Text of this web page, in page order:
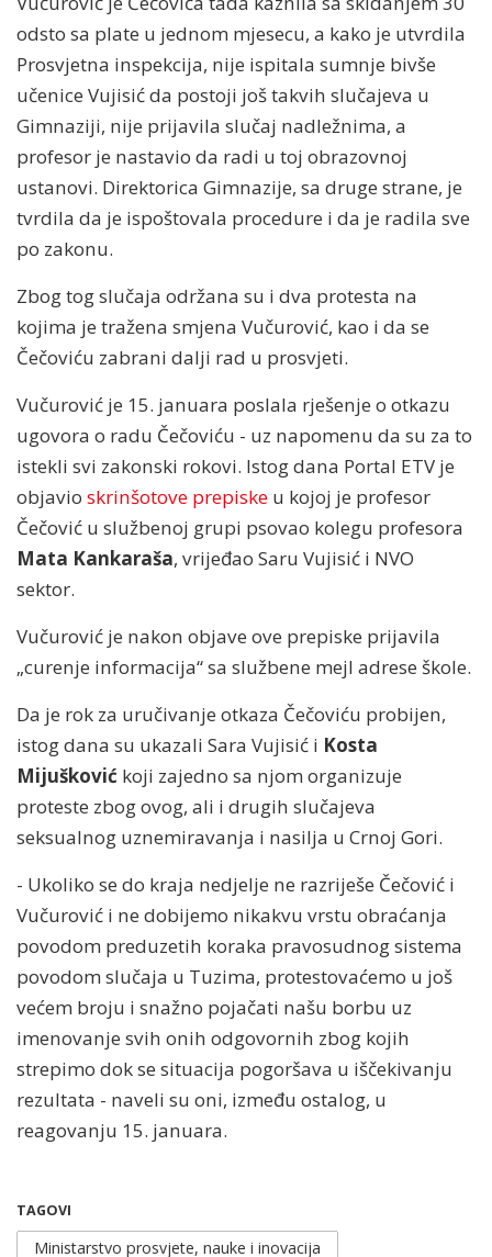
odsto sa plate u jednom mjesecu, a kako je utvrdila
Prosvjetna inspekcija, nije ispitala sumnje bivše
učenice Vujisić da postoji još takvih slučajeva u
Gimnaziji, nije prijavila slučaj nadležnima, a
profesor je nastavio da radi u toj obrazovnoj
ustanovi. Direktorica Gimnazije, sa druge strane, je
tvrdila da je ispoštovala procedure i da je radila sve
po zakonu.
Zbog tog slučaja održana su i dva protesta na
kojima je tražena smjena Vučurović, kao i da se
Čečoviću zabrani dalji rad u prosvjeti.
Vučurović je 15. januara poslala rješenje o otkazu
ugovora o radu Čečoviću - uz napomenu da su za to
istekli svi zakonski rokovi. Istog dana Portal ETV je
objavio skrinšotove prepiske u kojoj je profesor
Čečović u službenoj grupi psovao kolegu profesora
Mata Kankaraša, vrijeđao Saru Vujisić i NVO
sektor.
Vučurović je nakon objave ove prepiske prijavila
„curenje informacija“ sa službene mejl adrese škole.
Da je rok za uručivanje otkaza Čečoviću probijen,
istog dana su ukazali Sara Vujisić i Kosta
Mijušković koji zajedno sa njom organizuje
proteste zbog ovog, ali i drugih slučajeva
seksualnog uznemiravanja i nasilja u Crnoj Gori.
- Ukoliko se do kraja nedjelje ne razriješe Čečović i
Vučurović i ne dobijemo nikakvu vrstu obraćanja
povodom preduzetih koraka pravosudnog sistema
povodom slučaja u Tuzima, protestovaćemo u još
većem broju i snažno pojačati našu borbu uz
imenovanje svih onih odgovornih zbog kojih
strepimo dok se situacija pogoršava u iščekivanju
rezultata - naveli su oni, između ostalog, u
reagovanju 15. januara.
TAGOVI
Ministarstvo prosvjete, nauke i inovacija